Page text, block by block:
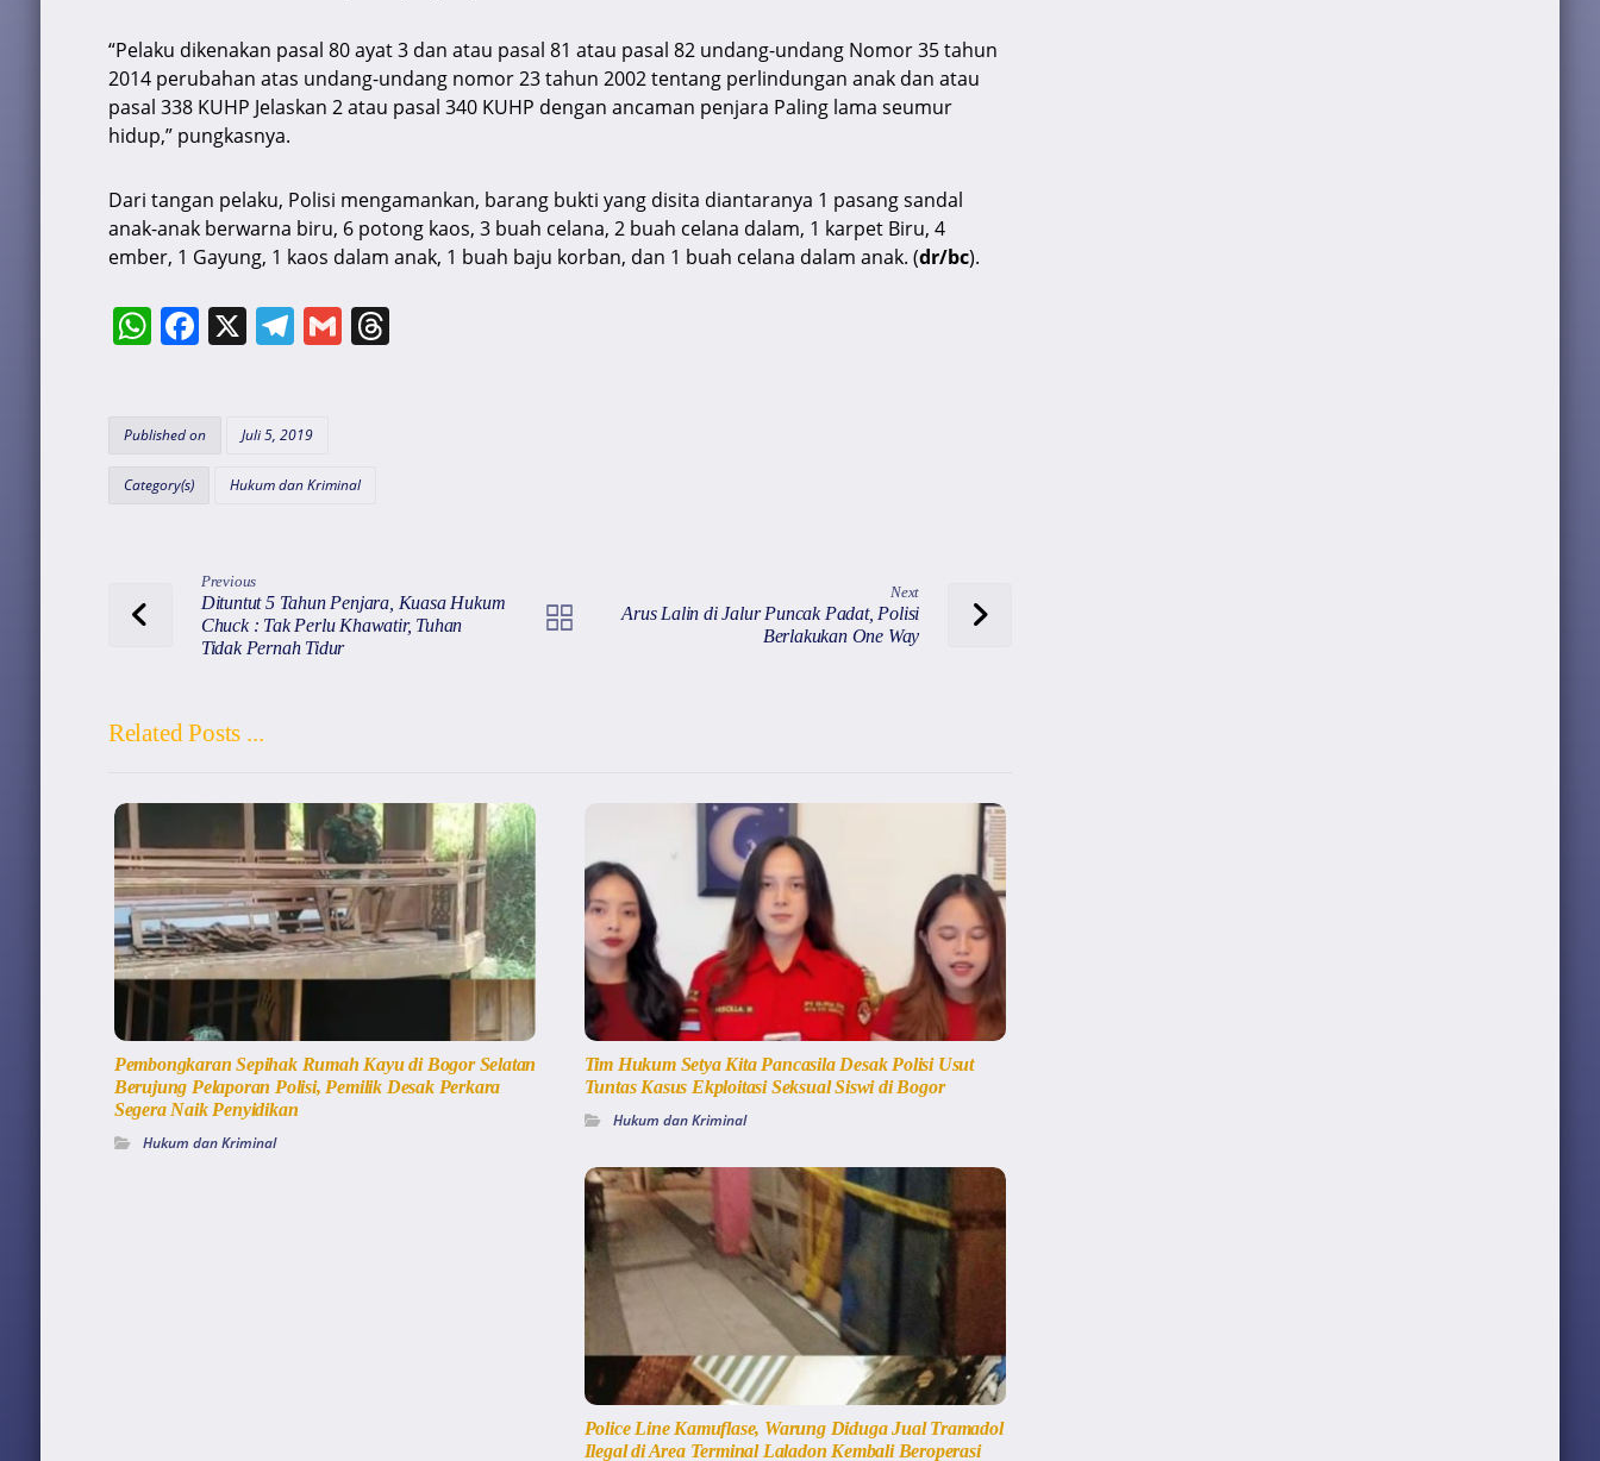
“Pelaku dikenakan pasal 80 ayat 3 dan atau pasal 81 atau pasal 82 undang-undang Nomor 35 tahun
2014 perubahan atas undang-undang nomor 23 tahun 2002 tentang perlindungan anak dan atau
pasal 338 KUHP Jelaskan 2 atau pasal 340 KUHP dengan ancaman penjara Paling lama seumur
hidup,” pungkasnya.
Dari tangan pelaku, Polisi mengamankan, barang bukti yang disita diantaranya 1 pasang sandal
anak-anak berwarna biru, 6 potong kaos, 3 buah celana, 2 buah celana dalam, 1 karpet Biru, 4
ember, 1 Gayung, 1 kaos dalam anak, 1 buah baju korban, dan 1 buah celana dalam anak. (dr/bc).
W
s
A
F
e
k
X T
gr
a
G T
Published on Juli 5, 2019
Category(s) Hukum dan Kriminal
Previous
Dituntut 5 Tahun Penjara, Kuasa Hukum
Chuck : Tak Perlu Khawatir, Tuhan
Tidak Pernah Tidur
Next
Arus Lalin di Jalur Puncak Padat, Polisi
Berlakukan One Way
Related Posts ...
Pembongkaran Sepihak Rumah Kayu di Bogor Selatan
Berujung Pelaporan Polisi, Pemilik Desak Perkara
Segera Naik Penyidikan
Hukum dan Kriminal
Tim Hukum Setya Kita Pancasila Desak Polisi Usut
Tuntas Kasus Ekploitasi Seksual Siswi di Bogor
Hukum dan Kriminal
Police Line Kamuflase, Warung Diduga Jual Tramadol
Ilegal di Area Terminal Laladon Kembali Beroperasi